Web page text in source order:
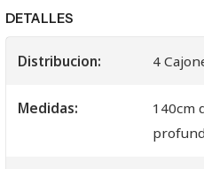
DETALLES
Distribucion: 4
Medidas:
140cm